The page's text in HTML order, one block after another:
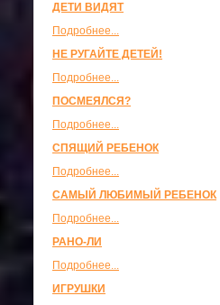
ДЕТИ ВИДЯТ
Подробнее...
НЕ РУГАЙТЕ ДЕТЕЙ!
Подробнее...
ПОСМЕЯЛСЯ?
Подробнее...
СПЯЩИЙ РЕБЕНОК
Подробнее...
САМЫЙ ЛЮБИМЫЙ РЕБЕНОК
Подробнее...
РАНО-ЛИ
Подробнее...
ИГРУШКИ